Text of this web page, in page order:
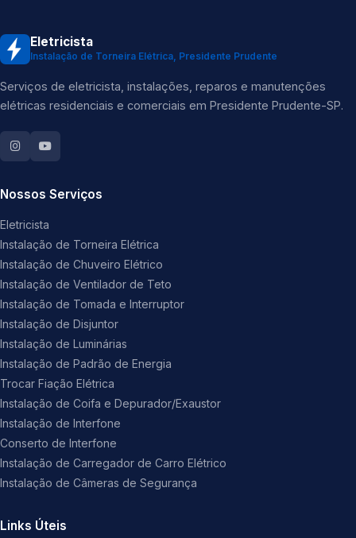
Eletricista
Instalação de Torneira Elétrica, Presidente Prudente
Serviços de eletricista, instalações, reparos e manutenções
elétricas residenciais e comerciais em Presidente Prudente-SP.
Nossos Serviços
Eletricista
Instalação de Torneira Elétrica
Instalação de Chuveiro Elétrico
Instalação de Ventilador de Teto
Instalação de Tomada e Interruptor
Instalação de Disjuntor
Instalação de Luminárias
Instalação de Padrão de Energia
Trocar Fiação Elétrica
Instalação de Coifa e Depurador/Exaustor
Instalação de Interfone
Conserto de Interfone
Instalação de Carregador de Carro Elétrico
Instalação de Câmeras de Segurança
Links Úteis